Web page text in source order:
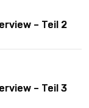
– Teil 2
– Teil 3